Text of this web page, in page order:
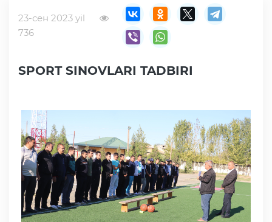
Analitik hisobot va tahlillar
Media
Statistik va tahliliy axborotlar
Davlat dasturi ijrosi
23-сен 2023 yil
736
SPORT SINOVLARI TADBIRI